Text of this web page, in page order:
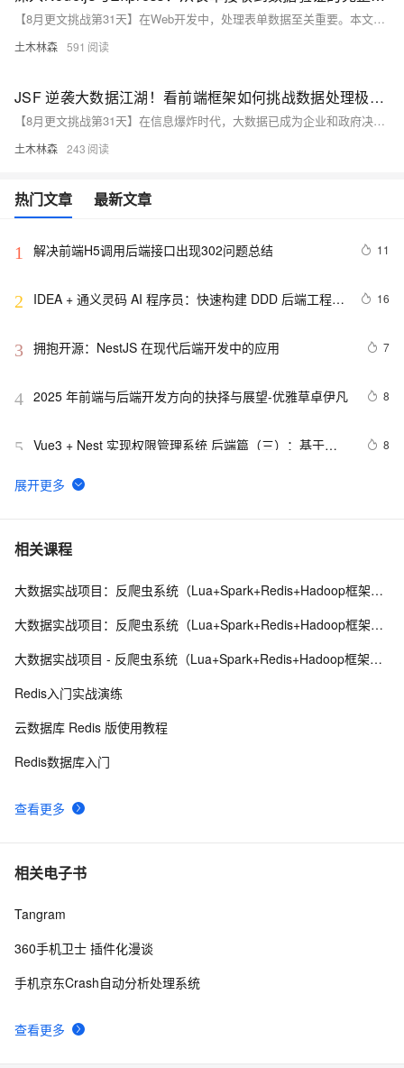
【8月更文挑战第31天】在Web开发中，处理表单数据至关重要。本文通过实例详细讲解了如何利用Node.js与Express框架接收和验证表单数据。首先，搭建环境并初始化一个简单的Express应用；接着，演示如何接收用户注册表单中的`username`和`email`字段；最后，引入`joi`模块进行数据验证，确保数据安全准确。掌握这些技能有助于开发者构建更安全、友好的Web应用。随着Node.js和Express的不断进步，未来将有更多高级功能值得期待。
土木林森 591
JSF 逆袭大数据江湖！看前端框架如何挑战数据处理极限？揭秘这场技术与勇气的较量！
【8月更文挑战第31天】在信息爆炸时代，大数据已成为企业和政府决策的关键。JavaServer Faces（JSF）作为标准的 Java Web 框架，如何与大数据技术结合，高效处理大规模数据集？本文探讨大数据的挑战与机遇，介绍 JSF 与 Hadoop、Apache Spark 等技术的融合，展示其实现高效数据存储和处理的潜力，并提供示例代码，助您构建强大的大数据系统。
土木林森 243
热门文章 最新文章
1 解决前端H5调用后端接口出现302问题总结 11
2
IDEA + 通义灵码 AI 程序员：快速构建 DDD 后端工程模
16
3 拥抱开源：NestJS 在现代后端开发中的应用 7
4 2025 年前端与后端开发方向的抉择与展望-优雅草卓伊凡 8
5 Vue3 + Nest 实现权限管理系统 后端篇（三）：基于
8
6
前后端分离，如何在前端项目中动态插入后端API基地
7 【测试开发】八、接口测试-后端-模块树列表接口实现，
8 LYNC后端镜像切换导致监控页面无法正常打开
Excel下载的功能实现
10[java后端研发]——文件上传与下载（2种方式）
相关课程
查看更多
大数据实战项目：反爬虫系统（Lua+Spark+Redis+Hadoop框架搭建）第二阶段
大数据实战项目：反爬虫系统（Lua+Spark+Redis+Hadoop框架搭建）第四阶段
大数据实战项目 - 反爬虫系统（Lua+Spark+Redis+Hadoop框架搭建）第七阶段
Redis入门实战演练
云数据库 Redis 版使用教程
Redis数据库入门
相关电子书
查看更多
Tangram
360手机卫士 插件化漫谈
手机京东Crash自动分析处理系统